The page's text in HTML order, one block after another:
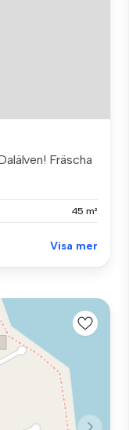
Fräscha
45 m²
Visa mer